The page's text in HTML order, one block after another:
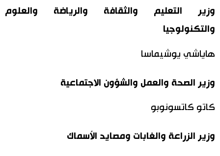
وزير التعليم والثقافة والرياضة والعلوم
والتكنولوجيا
هاياشي يوشيماسا
وزير الصحة والعمل والشؤون الاجتماعية
كاتو كاتسونوبو
وزير الزراعة والغابات ومصايد الأسماك